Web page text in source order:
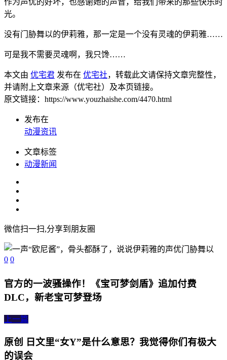
光。
没有门胁舞以的伊莉雅，那一定是一个没有灵魂的伊莉雅……
可是我不需要灵魂啊，我只馋……
本文由 优宅君 发布在 优宅社，转载此文请保持文章完整性，
并请附上文章来源（优宅社）及本页链接。
原文链接：https://www.youzhaishe.com/4470.html
发布在
动漫资讯
文章标签
动漫新闻
微信扫一扫,分享到朋友圈
0 0
官方的一波骚操作！《宝可梦剑盾》追加付费
DLC，新老宝可梦登场
上一篇
原创 日文里“女Y”是什么意思？我觉得你们有极大
的误会